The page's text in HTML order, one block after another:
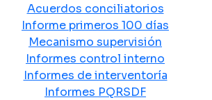
Acuerdos conciliatorios
Informe primeros 100 días
Mecanismo supervisión
Informes control interno
Informes de interventoría
Informes PQRSDF